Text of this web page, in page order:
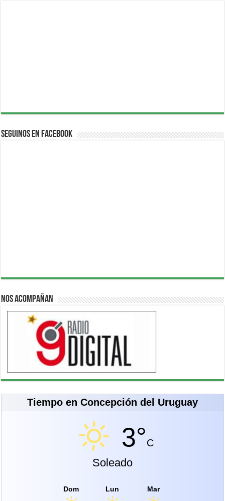
Seguinos en Facebook
Nos acompañan
Tiempo en Concepción del Uruguay
3°C
Soleado
Dom Lun Mar